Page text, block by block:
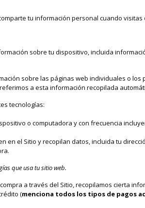
tu información personal cuando
sobre tu dispositivo, incluida
sobre las páginas web individuales o
a esta información recopilada
tecnologías:
o computadora y con frecuencia
en el Sitio y recopilan datos, incluida tu
que usa tu sitio web.
a través del Sitio, recopilamos cierta
(menciona todos los tipos de pagos